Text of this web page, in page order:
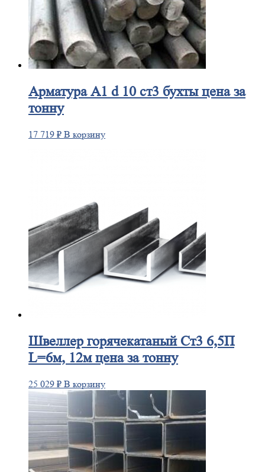
АрматураА1 d 10 ст3 бухты цена за
тонну
17 719 ₽ В корзину
Швеллергорячекатаный Ст3 6,5П
L=6м, 12м цена за тонну
25 029 ₽ В корзину